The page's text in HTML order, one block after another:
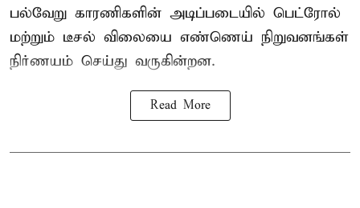
பல்வேறு காரணிகளின் அடிப்படையில் பெட்ரோல்
மற்றும் டீசல் விலையை எண்ணெய் நிறுவனங்கள்
நிர்ணயம் செய்து வருகின்றன.
Read More